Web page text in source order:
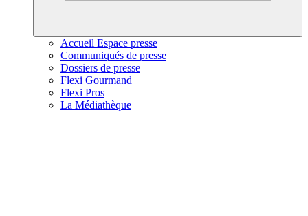
Accueil Espace presse
Communiqués de presse
Dossiers de presse
Flexi Gourmand
Flexi Pros
La Médiathèque